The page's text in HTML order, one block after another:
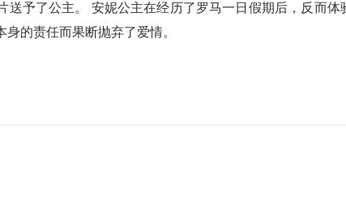
送予了公主。 安妮公主在经历了罗马一日假期后，反而体
的责任而果断抛弃了爱情。